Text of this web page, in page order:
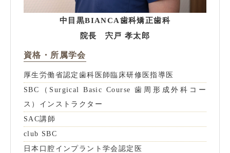
中目黒BIANCA歯科矯正歯科
院長 宍戸 孝太郎
資格・所属学会
厚生労働省認定歯科医師臨床研修医指導医
SBC（Surgical Basic Course 歯周形成外科コー
ス）インストラクター
SAC講師
club SBC
日本口腔インプラント学会認定医